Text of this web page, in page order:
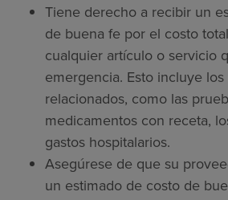
Tiene derecho a recibir un
de buena fe por el costo
cualquier artículo o servicio
emergencia. Esto incluye
relacionados, como las
medicamentos con receta,
gastos hospitalarios.
Asegúrese de que su
un estimado de costo de